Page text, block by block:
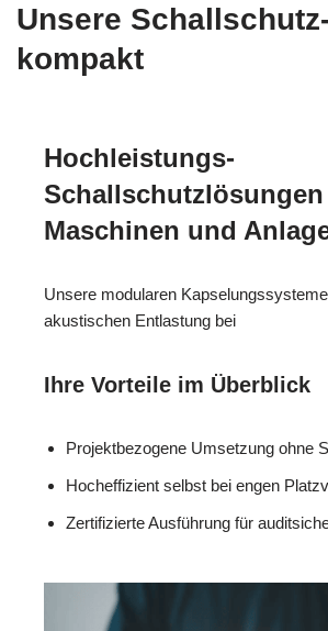
Unsere
kompakt
Hochleistungs-
Maschinen und
Unsere modularen
akustischen Entlastung bei
Ihre Vorteile im Überblick
Projektbezogene Umsetzung ohne
Hocheffizient selbst bei engen
Zertifizierte Ausführung für